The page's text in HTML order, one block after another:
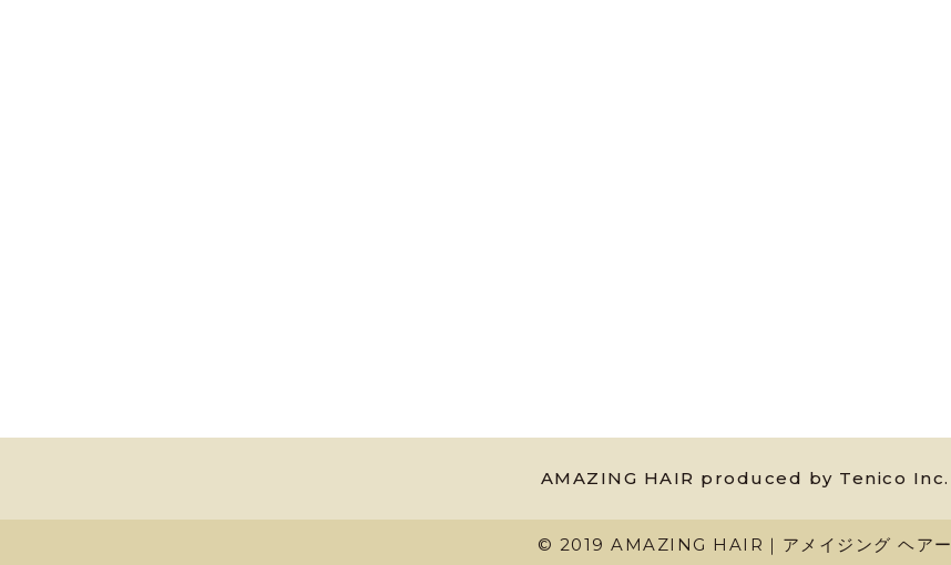
AMAZING HAIR produced by Tenico Inc.
© 2019 AMAZING HAIR｜アメイジング ヘアー